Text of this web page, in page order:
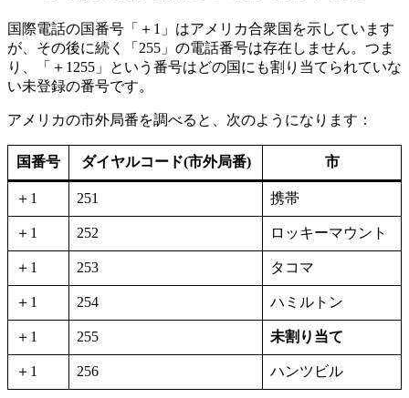
国際電話の国番号「＋1」はアメリカ合衆国を示しています
が、その後に続く「255」の電話番号は存在しません。つま
り、「＋1255」という番号はどの国にも割り当てられていな
い未登録の番号です。
アメリカの市外局番を調べると、次のようになります：
国番号 ダイヤルコード(市外局番) 市
＋1 251 携帯
＋1 252 ロッキーマウント
＋1 253 タコマ
＋1 254 ハミルトン
＋1 255 未割り当て
＋1 256 ハンツビル